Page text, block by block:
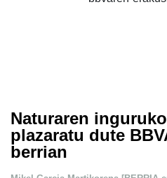
Naturaren
plazaratu dute
berrian